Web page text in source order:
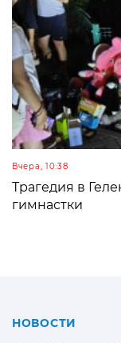
Вчера, 10:38
Трагедия в
гимнастки
НОВОСТИ